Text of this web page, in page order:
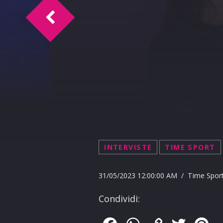
INTERVISTE TIME SPORT
31/05/2023 12:00:00 AM / Time
Condividi:
DOC TIME INTERVISTA MARIO VENUTI